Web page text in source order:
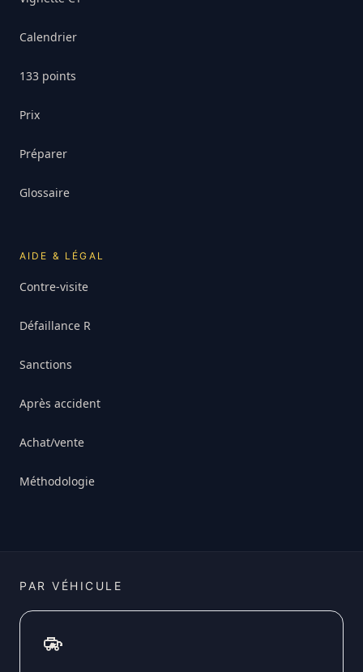
Calendrier
133 points
Prix
Préparer
Glossaire
AIDE & LÉGAL
Contre-visite
Défaillance R
Sanctions
Après accident
Achat/vente
Méthodologie
PAR VÉHICULE